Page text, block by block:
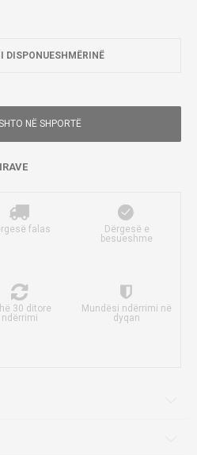
DISPONUESHMËRINË
NË SHPORTË
falas
Dërgesë e
besueshme
30 ditore
ndërrimi
Mundësi ndërrimi në
dyqan